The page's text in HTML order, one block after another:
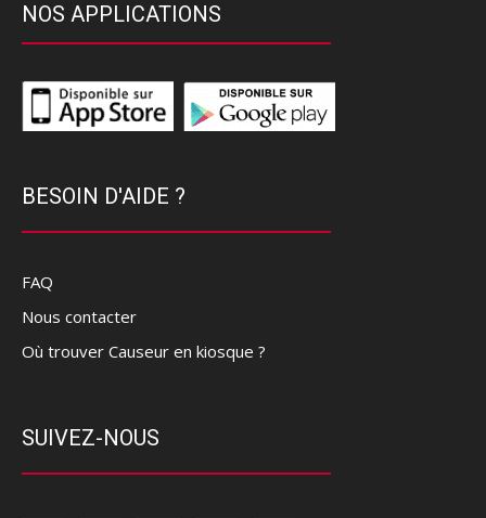
NOS APPLICATIONS
BESOIN D'AIDE ?
FAQ
Nous contacter
Où trouver Causeur en kiosque ?
SUIVEZ-NOUS